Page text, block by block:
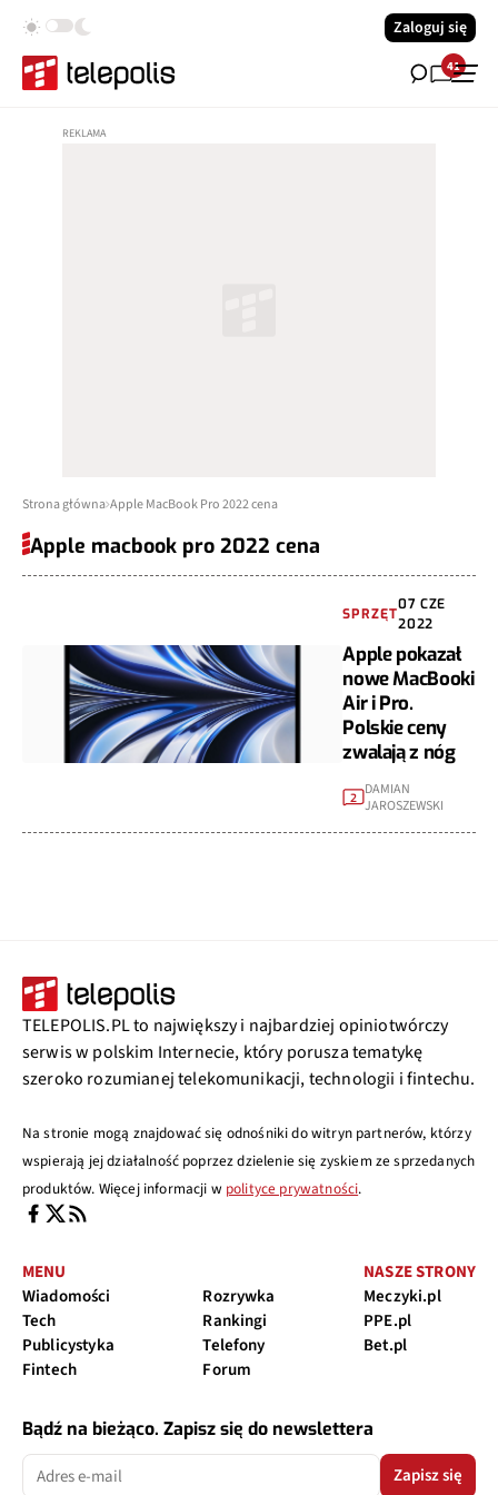
Zaloguj się
41
Strona główna Apple MacBook Pro 2022 cena
Apple macbook pro 2022 cena
SPRZĘT
07 CZE
2022
Apple pokazał
nowe MacBooki
Air i Pro.
Polskie ceny
zwalają z nóg
2
DAMIAN
JAROSZEWSKI
TELEPOLIS.PL to największy i najbardziej opiniotwórczy
serwis w polskim Internecie, który porusza tematykę
szeroko rozumianej telekomunikacji, technologii i fintechu.
Na stronie mogą znajdować się odnośniki do witryn partnerów, którzy
wspierają jej działalność poprzez dzielenie się zyskiem ze sprzedanych
produktów. Więcej informacji w polityce prywatności.
MENU
Wiadomości
Tech
Publicystyka
Fintech
Rozrywka
Rankingi
Telefony
Forum
NASZE STRONY
Meczyki.pl
PPE.pl
Bet.pl
Bądź na bieżąco. Zapisz się do newslettera
Zapisz się